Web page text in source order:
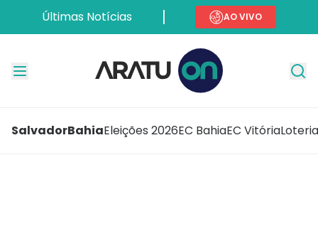
Últimas Notícias AO VIVO
SalvadorBahiaEleições 2026EC BahiaEC Vitória